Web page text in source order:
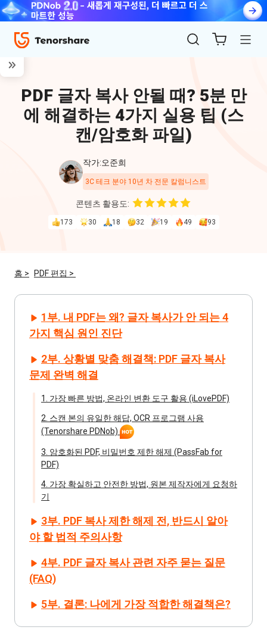
ReiBoot
4uKey
iAnyGo
PDF 글자 복사 안될 때? 5분 만
에 해결하는 4가지 실용 팁 (스
캔/암호화 파일)
작가:오준희
3C 테크 분야 10년 차 전문 칼럼니스트
콘텐츠 활용도:
173 30 18 32 19 49 93
홈 > PDF 편집 >
1부. 내 PDF는 왜? 글자 복사가 안 되는 4
가지 핵심 원인 진단
2부. 상황별 맞춤 해결책: PDF 글자 복사
문제 완벽 해결
1. 가장 빠른 방법, 온라인 변환 도구 활용 (iLovePDF)
2. 스캔 본의 유일한 해답, OCR 프로그램 사용
(Tenorshare PDNob)
3. 암호화된 PDF, 비밀번호 제한 해제 (PassFab for
PDF)
4. 가장 확실하고 안전한 방법, 원본 제작자에게 요청하
기
3부. PDF 복사 제한 해제 전, 반드시 알아
야 할 법적 주의사항
4부. PDF 글자 복사 관련 자주 묻는 질문
(FAQ)
5부. 결론: 나에게 가장 적합한 해결책은?